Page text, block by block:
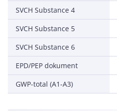
SVCH Substance 4
SVCH Substance 5
SVCH Substance 6
EPD/PEP dokument
GWP-total (A1-A3)